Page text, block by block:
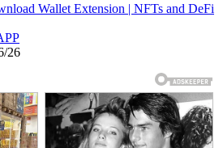
Wallet Extension | NFTs and DeFi
26